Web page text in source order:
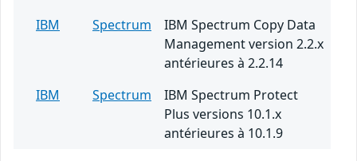
IBM
Spectrum
IBM Spectrum Copy Data
Management version 2.2.x
antérieures à 2.2.14
IBM
Spectrum
IBM Spectrum Protect
Plus versions 10.1.x
antérieures à 10.1.9